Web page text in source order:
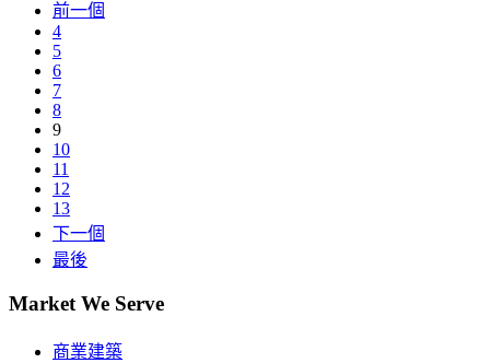
前一個
4
5
6
7
8
9
10
11
12
13
下一個
最後
Market We Serve
商業建築